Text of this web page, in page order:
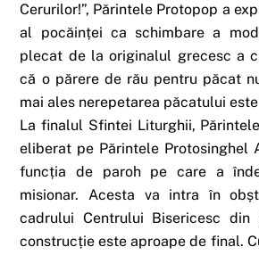
Cerurilor!”, Părintele Protopop a
al pocăinței ca schimbare a
plecat de la originalul grecesc a
că o părere de rău pentru păcat
mai ales nerepetarea păcatului
La finalul Sfintei Liturghii,
eliberat pe Părintele Protosinghel
funcția de paroh pe care a
misionar. Acesta va intra în
cadrului Centrului Bisericesc din
construcție este aproape de final.